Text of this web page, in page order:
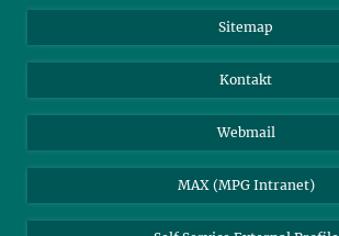
Sitemap
Kontakt
Webmail
MAX (MPG Intranet)